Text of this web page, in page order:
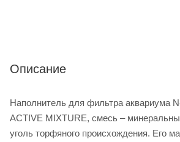
Описание
Наполнитель для фильтра аквариума
ACTIVE MIXTURE, смесь –
уголь торфяного происхождения. Его